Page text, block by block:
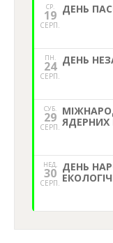
СР.
19
СЕРП.
ДЕНЬ
ПН.
24
СЕРП.
ДЕНЬ
СУБ.
29
СЕРП. ЯДЕРНИХ
НЕД,
30
СЕРП.
ДЕНЬ